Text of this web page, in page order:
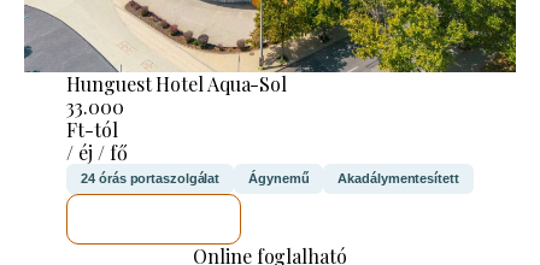
Hunguest Hotel Aqua-Sol
33.000
Ft-tól
/ éj / fő
24 órás portaszolgálat Ágynemű Akadálymentesített
Online foglalható